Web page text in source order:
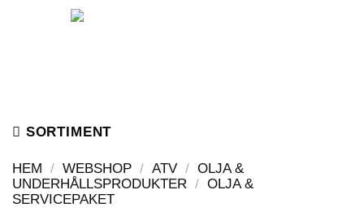
SORTIMENT
HEM / WEBSHOP / ATV / OLJA &
UNDERHÅLLSPRODUKTER / OLJA &
SERVICEPAKET